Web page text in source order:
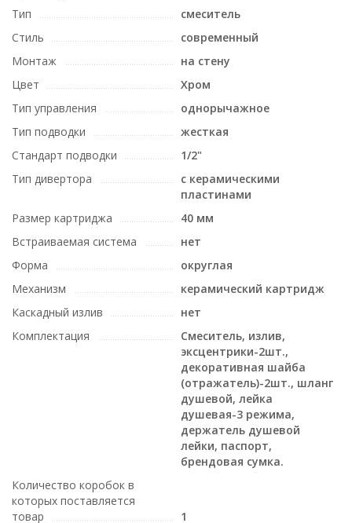
Тип
смеситель
Стиль
современный
Монтаж
на стену
Цвет
Хром
Тип управления
однорычажное
Тип подводки
жесткая
Стандарт подводки
1/2"
Тип дивертора
c керамическими
пластинами
Размер картриджа
40 мм
Встраиваемая система
нет
Форма
округлая
Механизм
керамический картридж
Каскадный излив
нет
Комплектация
Смеситель, излив,
эксцентрики-2шт.,
декоративная шайба
(отражатель)-2шт., шланг
душевой, лейка
душевая-3 режима,
держатель душевой
лейки, паспорт,
брендовая сумка.
Количество коробок в
которых поставляется
товар
1